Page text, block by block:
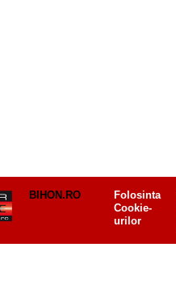
BIHON.RO
Folosinta
Cookie-
urilor